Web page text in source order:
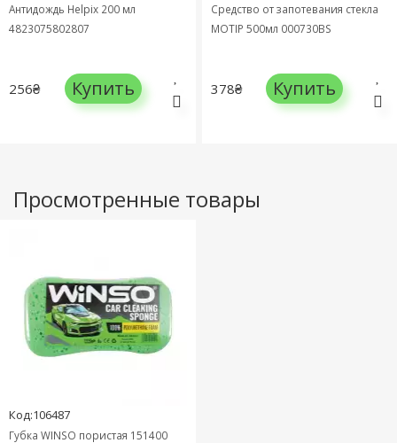
Антидождь Helpix 200 мл
4823075802807
256₴ Купить
Средство от запотевания стекла
MOTIP 500мл 000730BS
378₴ Купить
Просмотренные товары
Код:106487
Губка WINSO пористая 151400